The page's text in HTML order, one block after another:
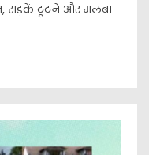
सड़कें टूटने और मलबा